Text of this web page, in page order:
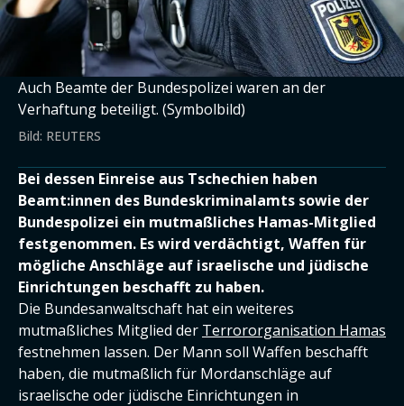
Auch Beamte der Bundespolizei waren an der
Verhaftung beteiligt. (Symbolbild)
Bild: REUTERS
Bei dessen Einreise aus Tschechien haben
Beamt:innen des Bundeskriminalamts sowie der
Bundespolizei ein mutmaßliches Hamas-Mitglied
festgenommen. Es wird verdächtigt, Waffen für
mögliche Anschläge auf israelische und jüdische
Einrichtungen beschafft zu haben.
Die Bundesanwaltschaft hat ein weiteres
mutmaßliches Mitglied der Terrororganisation Hamas
festnehmen lassen. Der Mann soll Waffen beschafft
haben, die mutmaßlich für Mordanschläge auf
israelische oder jüdische Einrichtungen in